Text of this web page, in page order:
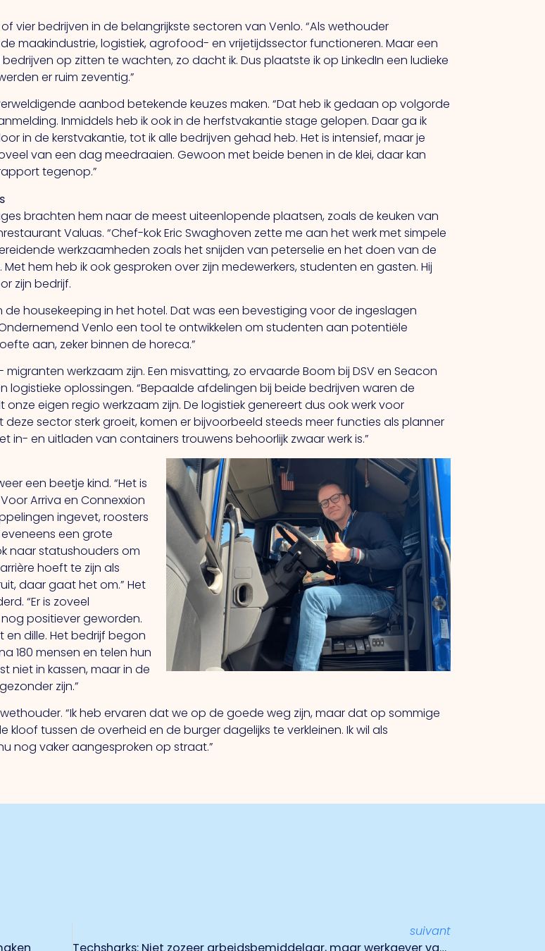
vier bedrijven in de belangrijkste sectoren van Venlo. “Als wethouder
maakindustrie, logistiek, agrofood- en vrijetijdssector functioneren. Maar een
op zitten te wachten, zo dacht ik. Dus plaatste ik op LinkedIn een ludieke
er ruim zeventig.”
aanbod betekende keuzes maken. “Dat heb ik gedaan op volgorde
Inmiddels heb ik ook in de herfstvakantie stage gelopen. Daar ga ik
in de kerstvakantie, tot ik alle bedrijven gehad heb. Het is intensief, maar je
van een dag meedraaien. Gewoon met beide benen in de klei, daar kan
tegenop.”
brachten hem naar de meest uiteenlopende plaatsen, zoals de keuken van
Valuas. “Chef-kok Eric Swaghoven zette me aan het werk met simpele
werkzaamheden zoals het snijden van peterselie en het doen van de
Met hem heb ik ook gesproken over zijn medewerkers, studenten en gasten. Hij
zijn bedrijf.
housekeeping in het hotel. Dat was een bevestiging voor de ingeslagen
Venlo een tool te ontwikkelen om studenten aan potentiële
aan, zeker binnen de horeca.”
werkzaam zijn. Een misvatting, zo ervaarde Boom bij DSV en Seacon
logistieke oplossingen. “Bepaalde afdelingen bij beide bedrijven waren de
eigen regio werkzaam zijn. De logistiek genereert dus ook werk voor
sector sterk groeit, komen er bijvoorbeeld steeds meer functies als planner
in- en uitladen van containers trouwens behoorlijk zwaar werk is.”
een beetje kind. “Het is
Arriva en Connexxion
ingevet, roosters
een grote
naar statushouders om
hoeft te zijn als
daar gaat het om.” Het
“Er is zoveel
positiever geworden.
en dille. Het bedrijf begon
180 mensen en telen hun
niet in kassen, maar in de
zijn.”
“Ik heb ervaren dat we op de goede weg zijn, maar dat op sommige
tussen de overheid en de burger dagelijks te verkleinen. Ik wil als
nog vaker aangesproken op straat.”
suivant